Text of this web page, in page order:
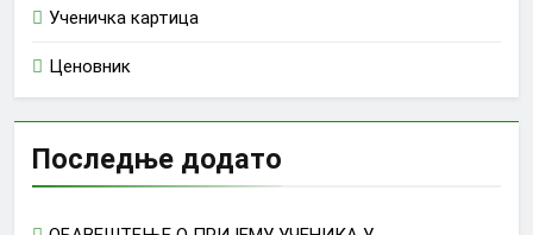
Ученичка картица
Ценовник
Последње додато